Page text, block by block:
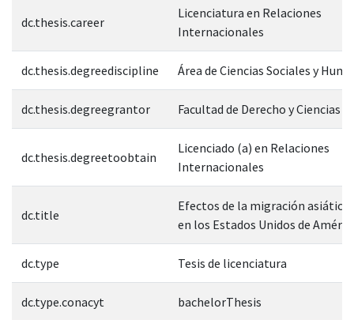
dc.thesis.career
Licenciatura en Relaciones
Internacionales
dc.thesis.degreediscipline Área de Ciencias Sociales y
dc.thesis.degreegrantor Facultad de Derecho y Ciencias
dc.thesis.degreetoobtain
Licenciado (a) en Relaciones
Internacionales
dc.title
Efectos de la migración asiática
en los Estados Unidos de
dc.type Tesis de licenciatura
dc.type.conacyt bachelorThesis